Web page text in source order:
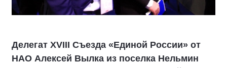
Делегат XVIII Съезда «Единой России» от
НАО Алексей Вылка из поселка Нельмин